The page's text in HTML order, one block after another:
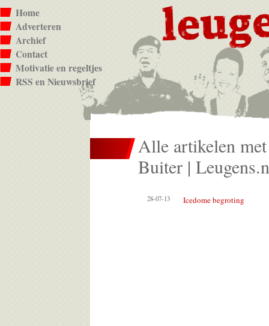
Home
Adverteren
Archief
Contact
Motivatie en regeltjes
RSS en Nieuwsbrief
Alle artikelen
Buiter |
28-07-13 Icedome begroting